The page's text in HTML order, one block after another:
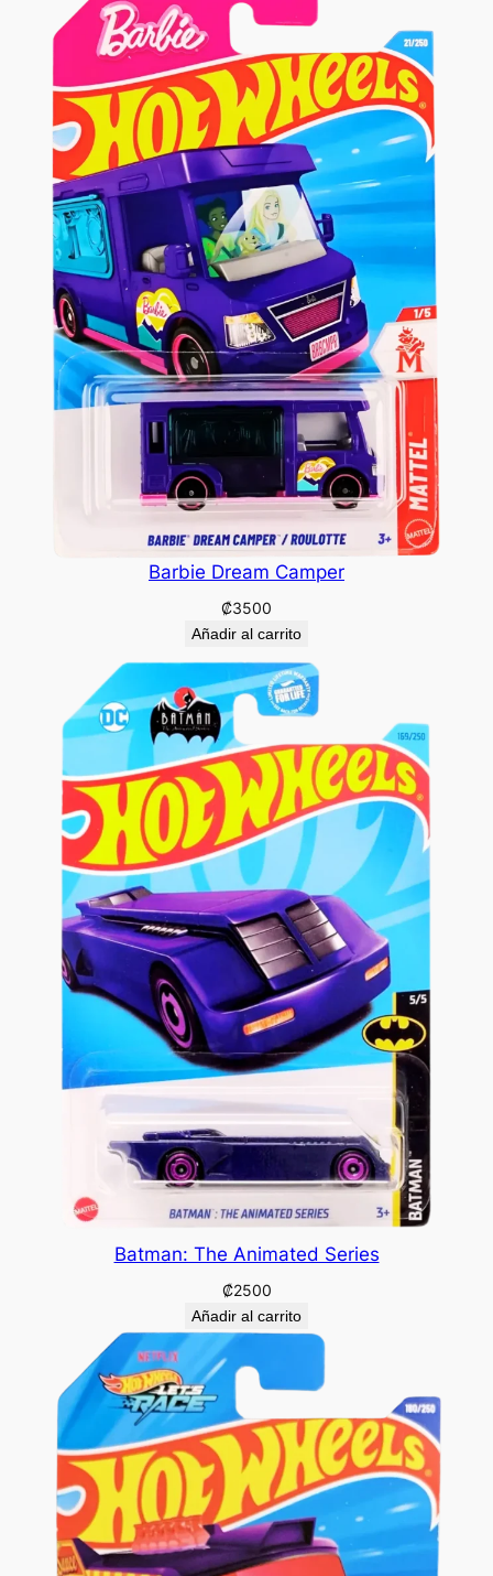
Barbie Dream Camper
₡3500
Añadir al carrito
Batman: The Animated Series
₡2500
Añadir al carrito